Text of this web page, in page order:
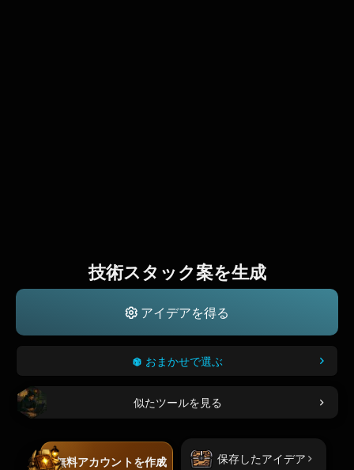
技術スタック案を生成
アイデアを得る
おまかせで選ぶ
似たツールを見る
無料アカウントを作成 保存したアイデア